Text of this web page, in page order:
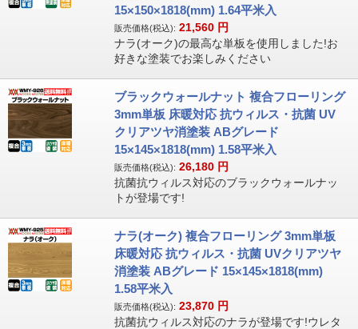
15×150×1818(mm) 1.64平米入
販売価格(税込): 21,560 円
ナラ(オーク)の最高な単板を使用しました!お
好きな塗装でお楽しみください
ブラックウォールナット 複合フローリング
3mm単板 床暖対応 抗ウィルス・抗菌 UV
クリアツヤ消塗装 ABグレード
15×145×1818(mm) 1.58平米入
販売価格(税込): 26,180 円
抗菌抗ウィルス対応のブラックウォールナッ
トが登場です!
ナラ(オーク) 複合フローリング 3mm単板
床暖対応 抗ウィルス・抗菌 UVクリアツヤ
消塗装 ABグレード 15×145×1818(mm)
1.58平米入
販売価格(税込): 23,870 円
抗菌抗ウィルス対応のナラが登場です!ウレタ